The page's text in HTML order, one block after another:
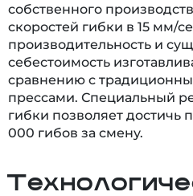
собственного
скоростей гибки в 15 мм/
производительность и
себестоимость
сравнению с
прессами. Специальный
гибки позволяет достичь
000 гибов за смену.